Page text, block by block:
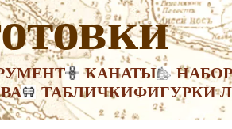
КАНАТЫ
ТАБЛИЧКИФИГУРКИ